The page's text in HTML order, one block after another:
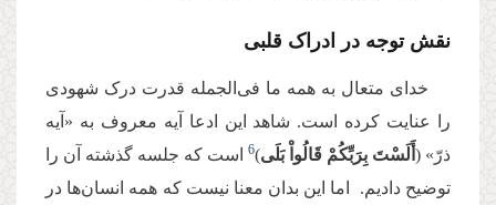
نقش توجه در ادراک قلبی
خدای متعال به همه ما فی‌الجمله قدرت درک شهودی
را عنایت کرده است. شاهد این ادعا آیه معروف به «آیه
ذرّ» ( أَلَسْتَ بِرَبِّكُمْ قَالُواْ بَلَى)
6
است که جلسه گذشته آن را
توضیح دادیم. اما این بدان معنا نیست که همه انسان‌ها در